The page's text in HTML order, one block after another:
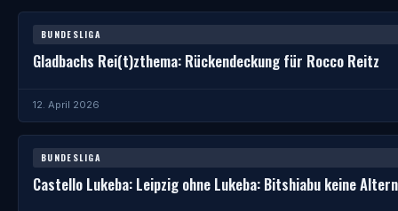
BUNDESLIGA
Gladbachs Rei(t)zthema: Rückendeckung für Rocco Reitz
12. April 2026
BUNDESLIGA
Castello Lukeba: Leipzig ohne Lukeba: Bitshiabu keine Altern